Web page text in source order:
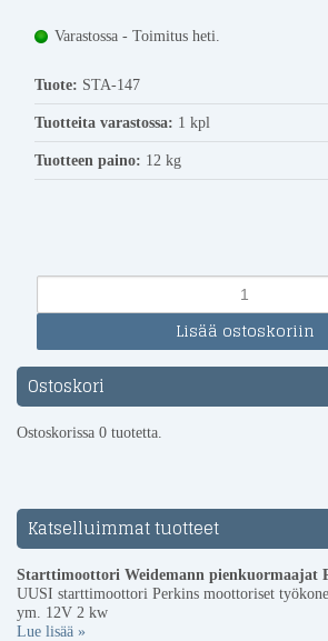
Varastossa - Toimitus heti.
Tuote: STA-147
Tuotteita varastossa: 1 kpl
Tuotteen paino: 12 kg
Ostoskori
Ostoskorissa 0 tuotetta.
Katselluimmat tuotteet
Starttimoottori Weidemann pienkuormaajat
UUSI starttimoottori Perkins moottoriset
ym. 12V 2 kw
Lue lisää »